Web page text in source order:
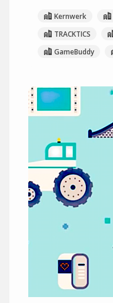
Kernwerk
TRACKTICS
GameBuddy